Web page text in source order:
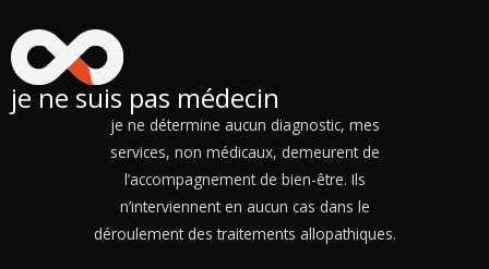
je ne suis pas médecin
je ne détermine aucun diagnostic, mes
services, non médicaux, demeurent de
l’accompagnement de bien-être. Ils
n’interviennent en aucun cas dans le
déroulement des traitements allopathiques.